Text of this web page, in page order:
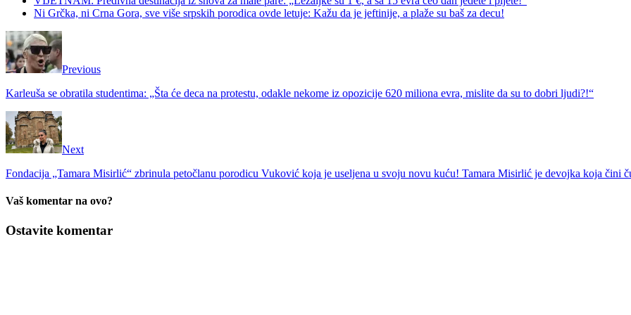
Ni Grčka, ni Crna Gora, sve više srpskih porodica ovde letuje: Kažu da je jeftinije, a plaže su baš za decu!
Previous
Karleuša se obratila studentima: „Šta će deca na protestu, odakle nekome iz opozicije 620 miliona evra, mislite da su to dobri ljudi?!“
Next
Fondacija „Tamara Misirlić“ zbrinula petočlanu porodicu Vuković koja je useljena u svoju novu kuću! Tamara Misirlić je devojka koja čini
Vaš komentar na ovo?
Ostavite komentar